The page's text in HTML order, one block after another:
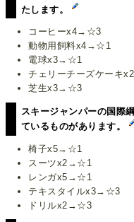
たします。
コーヒーx4→☆3
動物用飼料x4→☆1
電球x3→☆1
チェリーチーズケーキ
芝生x3→☆3
スキージャンパーの国際
ているものがあります。
椅子x5→☆1
スーツx2→☆1
レンガx5→☆1
テキスタイルx3→☆3
ドリルx2→☆3